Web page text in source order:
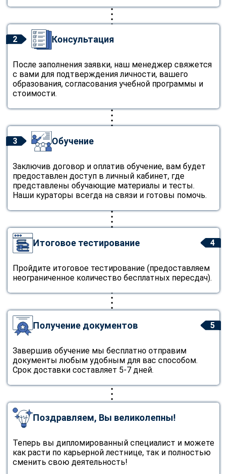
2 Консультация
После заполнения заявки, наш менеджер свяжется
с вами для подтверждения личности, вашего
образования, согласования учебной программы и
стоимости.
3 Обучение
Заключив договор и оплатив обучение, вам будет
предоставлен доступ в личный кабинет, где
представлены обучающие материалы и тесты.
Наши кураторы всегда на связи и готовы помочь.
4
Итоговое тестирование
Пройдите итоговое тестирование (предоставляем
неограниченное количество бесплатных пересдач).
5
Получение документов
Завершив обучение мы бесплатно отправим
документы любым удобным для вас способом.
Срок доставки составляет 5-7 дней.
Поздравляем, Вы великолепны!
Теперь вы дипломированный специалист и можете
как расти по карьерной лестнице, так и полностью
сменить свою деятельность!